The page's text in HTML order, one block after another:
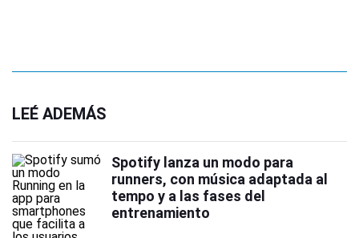
LEÉ ADEMÁS
Spotify lanza un modo para
runners, con música adaptada al
tempo y a las fases del
entrenamiento